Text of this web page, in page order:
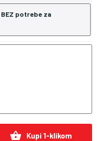
BEZ potrebe za
shopping_basket Kupi 1-klikom